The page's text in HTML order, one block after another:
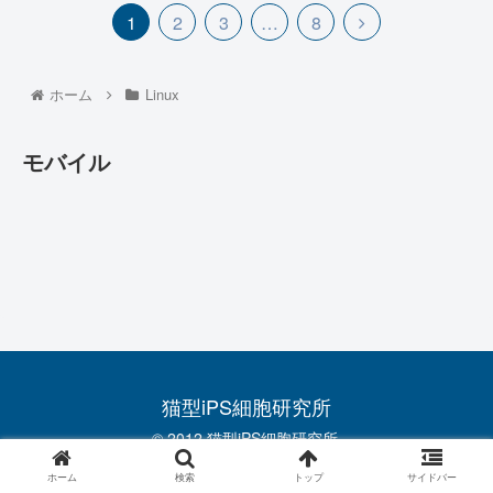
1 2 3 … 8
ホーム Linux
モバイル
猫型iPS細胞研究所
© 2012 猫型iPS細胞研究所.
ホーム 検索 トップ サイドバー